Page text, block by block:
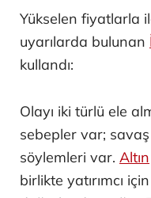
Yükselen fiyatlarla
uyarılarda bulunan
kullandı:
Olayı iki türlü ele
sebepler var;
söylemleri var. Altın
birlikte yatırımcı